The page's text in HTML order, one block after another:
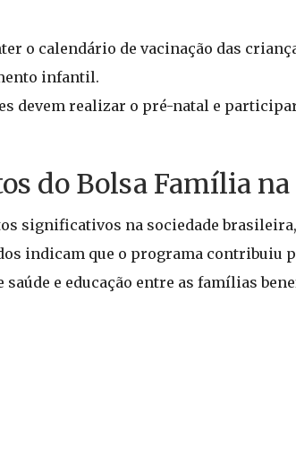
o calendário de vacinação das
infantil.
devem realizar o pré-natal e
do Bolsa Família na
significativos na sociedade
indicam que o programa contribuiu
e educação entre as famílias